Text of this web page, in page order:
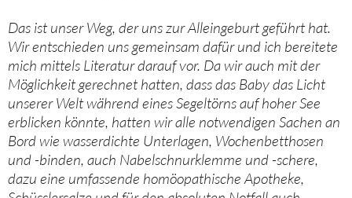
Das ist unser Weg, der uns zur Alleingeburt geführt hat.
Wir entschieden uns gemeinsam dafür und ich bereitete
mich mittels Literatur darauf vor. Da wir auch mit der
Möglichkeit gerechnet hatten, dass das Baby das Licht
unserer Welt während eines Segeltörns auf hoher See
erblicken könnte, hatten wir alle notwendigen Sachen an
Bord wie wasserdichte Unterlagen, Wochenbetthosen
und -binden, auch Nabelschnurklemme und -schere,
dazu eine umfassende homöopathische Apotheke,